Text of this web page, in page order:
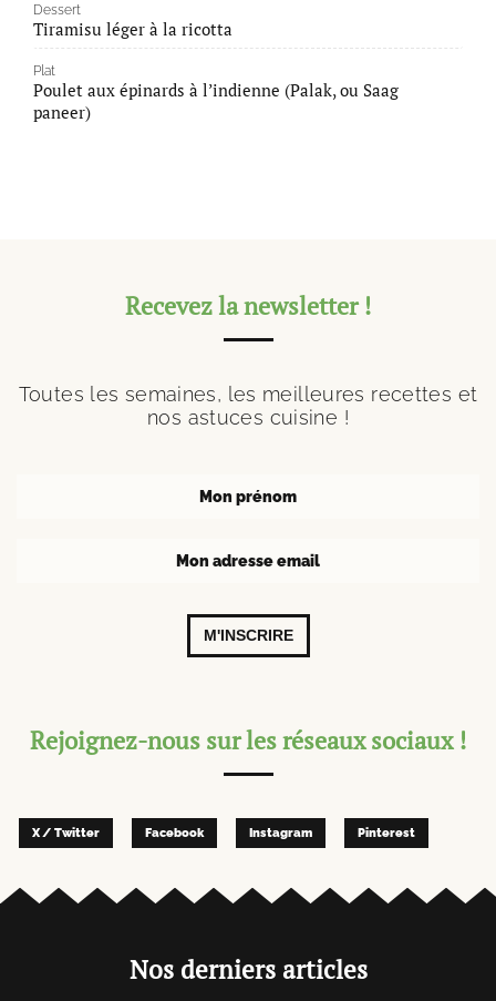
Dessert
Tiramisu léger à la ricotta
Plat
Poulet aux épinards à l’indienne (Palak, ou Saag
paneer)
Recevez la newsletter !
Toutes les semaines, les meilleures recettes et
nos astuces cuisine !
M'INSCRIRE
Rejoignez-nous sur les réseaux sociaux !
X / Twitter Facebook Instagram Pinterest
Nos derniers articles